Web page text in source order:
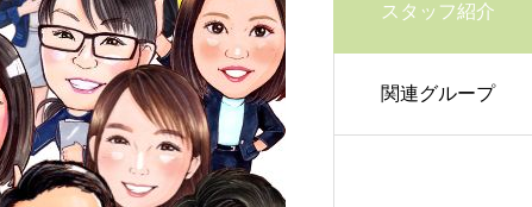
スタッフ紹介
関連グループ